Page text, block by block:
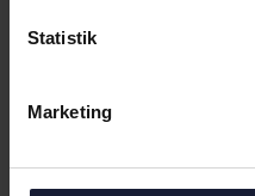
Statistik
Marketing